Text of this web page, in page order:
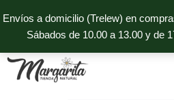
Envíos a domicilio (Trelew) en
Sábados de 10.00 a 13.00 y de
al
contenido